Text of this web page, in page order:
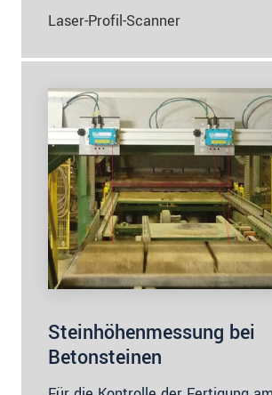
Laser-Profil-Scanner
Steinhöhenmessung bei
Betonsteinen